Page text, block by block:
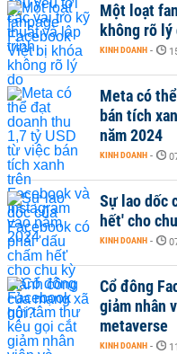
Một loạt
không rõ lý
KINH DOANH -
Meta có
bán tích
năm 2024
KINH DOANH -
Sự lao dốc
hết' cho
KINH DOANH -
Cổ đông
giảm nhân
metaverse
KINH DOANH -